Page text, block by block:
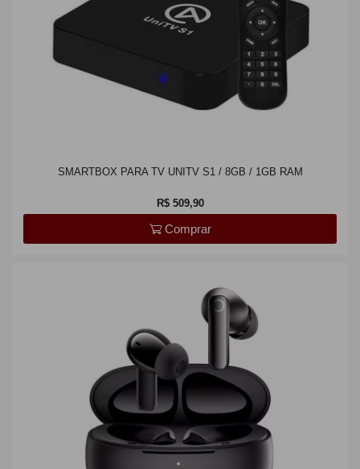
SMARTBOX PARA TV UNITV S1 / 8GB / 1GB RAM
R$ 509,90
Comprar